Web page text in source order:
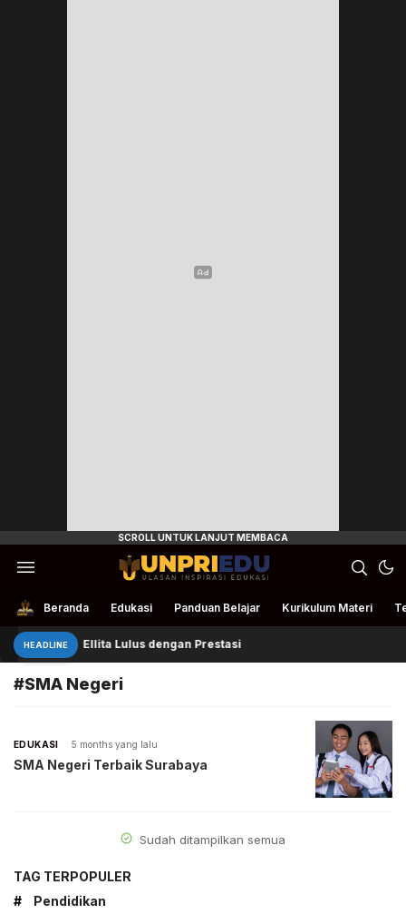
UnpriEdu
Ulasan Inspirasi Edukasi
Beranda Edukasi Panduan Belajar Kurikulum Materi
HEADLINE Ellita Lulus dengan Prestasi
#SMA Negeri
EDUKASI 5 months yang lalu
SMA Negeri Terbaik Surabaya
Sudah ditampilkan semua
TAG TERPOPULER
#
Pendidikan